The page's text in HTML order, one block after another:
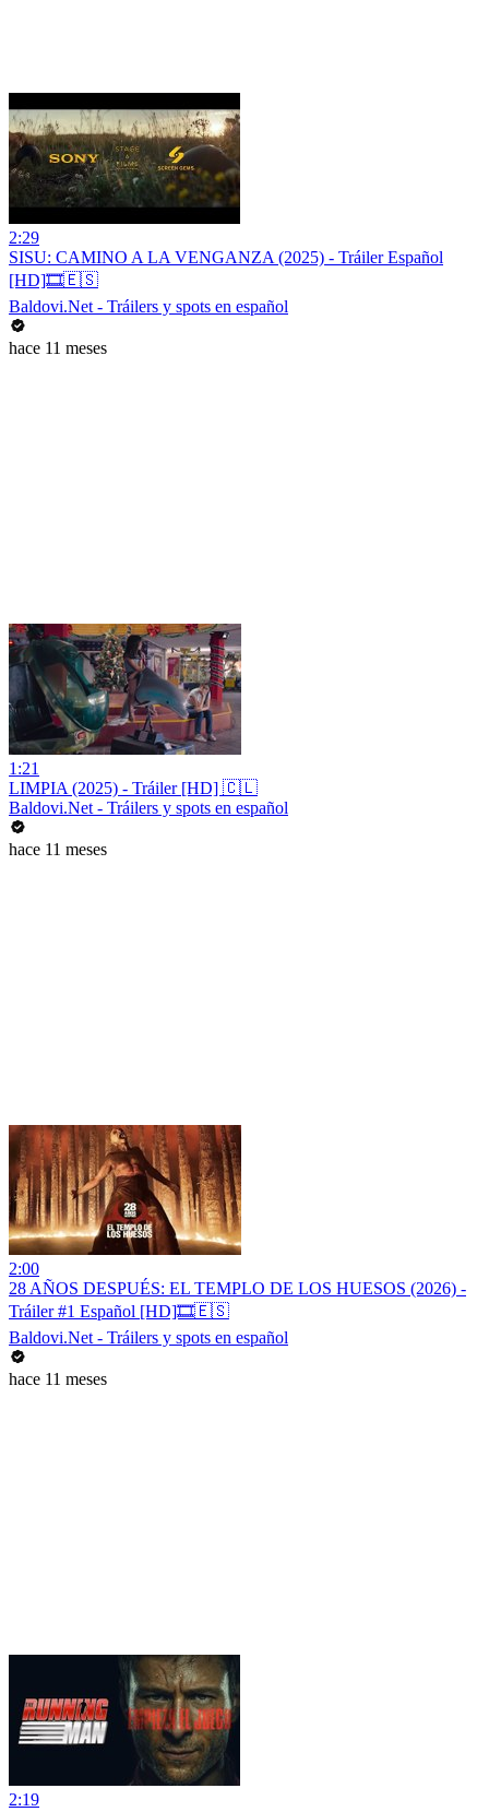
2:29
SISU: CAMINO A LA VENGANZA (2025) - Tráiler Español
[HD]🎞️🇪🇸
Baldovi.Net - Tráilers y spots en español
hace 11 meses
1:21
LIMPIA (2025) - Tráiler [HD] 🇨🇱
Baldovi.Net - Tráilers y spots en español
hace 11 meses
2:00
28 AÑOS DESPUÉS: EL TEMPLO DE LOS HUESOS (2026) -
Tráiler #1 Español [HD]🎞️🇪🇸
Baldovi.Net - Tráilers y spots en español
hace 11 meses
2:19